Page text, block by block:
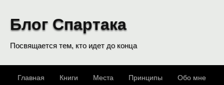
Блог Спартака
Посвящается тем, кто идет до конца
Главная Книги Места Принципы Обо мне